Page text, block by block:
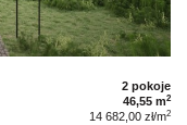
2 pokoje
46,55 m2
14 682,00 zł/m2